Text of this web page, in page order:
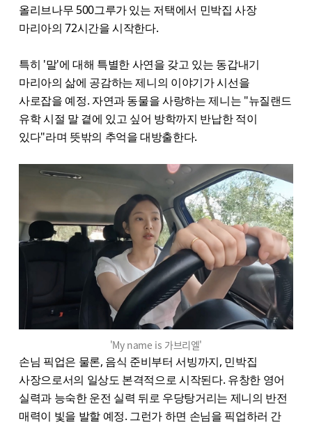
올리브나무 500그루가 있는 저택에서 민박집 사장
마리아의 72시간을 시작한다.
특히 '말'에 대해 특별한 사연을 갖고 있는 동갑내기
마리아의 삶에 공감하는 제니의 이야기가 시선을
사로잡을 예정. 자연과 동물을 사랑하는 제니는 "뉴질랜드
유학 시절 말 곁에 있고 싶어 방학까지 반납한 적이
있다"라며 뜻밖의 추억을 대방출한다.
'My name is 가브리엘'
손님 픽업은 물론, 음식 준비부터 서빙까지, 민박집
사장으로서의 일상도 본격적으로 시작된다. 유창한 영어
실력과 능숙한 운전 실력 뒤로 우당탕거리는 제니의 반전
매력이 빛을 발할 예정. 그런가 하면 손님을 픽업하러 간